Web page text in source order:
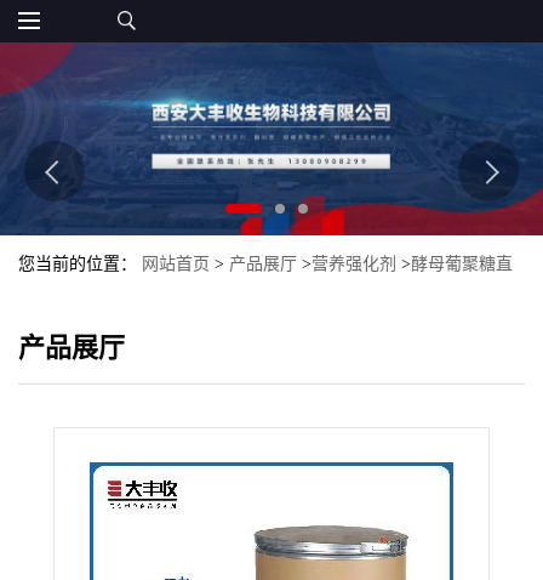
您当前的位置： 网站首页 > 产品展厅 >营养强化剂 >酵母葡聚糖直
产品展厅